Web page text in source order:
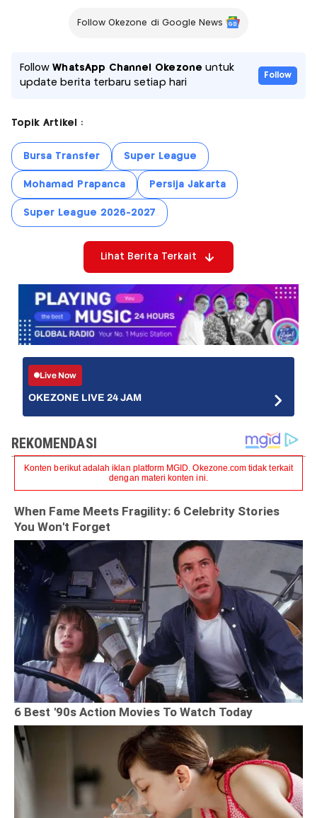
Follow Okezone di Google News
FollowWhatsApp Channel Okezone untuk
update berita terbaru setiap hari
Follow
Topik Artikel :
Bursa Transfer Super League
Mohamad Prapanca Persija Jakarta
Super League 2026-2027
Lihat Berita Terkait
Live Now
OKEZONE LIVE 24 JAM